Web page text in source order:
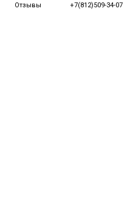
Отзывы +7(812)509-34-07